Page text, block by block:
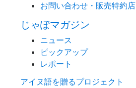
お問い合わせ・販売特約店
じゃぽマガジン
ニュース
ピックアップ
レポート
アイヌ語を贈るプロジェクト